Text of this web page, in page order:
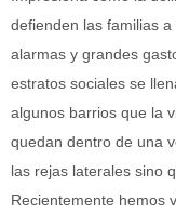
defienden las familias
alarmas y grandes
estratos sociales se
algunos barrios que la
quedan dentro de una
las rejas laterales sino
Recientemente hemos